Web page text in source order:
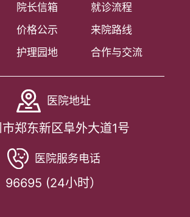
院长信箱
就诊流程
价格公示
来院路线
护理园地 合作与交流
医院地址
郑东新区阜外大道1号
医院服务电话
96695 (24小时）